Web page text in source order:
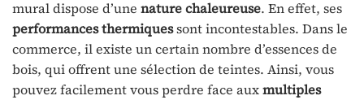
mural dispose d’une nature chaleureuse. En effet, ses
performances thermiquessont incontestables. Dans le
commerce, il existe un certain nombre d’essences de
bois, qui offrent une sélection de teintes. Ainsi, vous
pouvez facilement vous perdre face auxmultiples